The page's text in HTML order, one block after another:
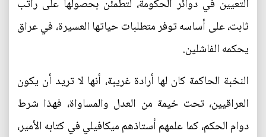
التعيين في دوائر الحكومة، لتطمئن بحصولها على راتب
ثابت، على أساسه توفر متطلبات حياتها العسيرة، في عراق
يحكمه الفاشلين.
النخبة الحاكمة كان لها أرادة غريبة، أنها لا تريد أن يكون
العراقيين، تحت خيمة من العدل والمساواة، فهذا شرط
دوام الحكم، كما علمهم أستاذهم ميكافيلي في كتابه الأمير،